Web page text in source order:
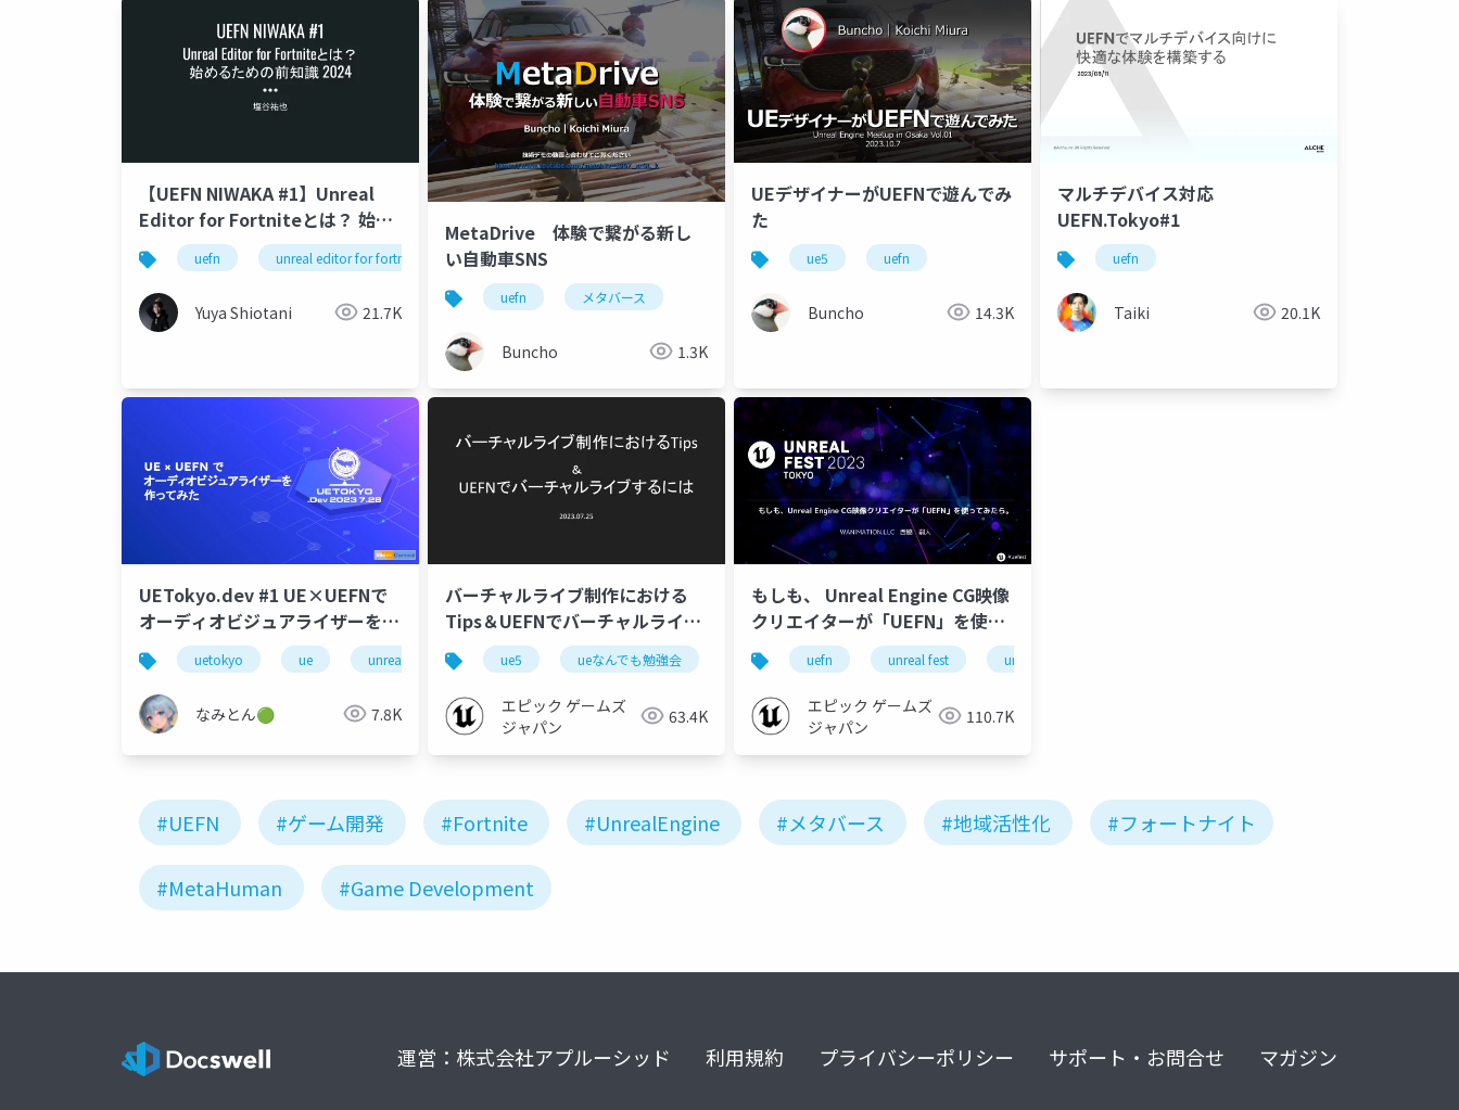
【UEFN NIWAKA #1】Unreal
Editor for Fortniteとは？ 始め
るための前知識 2024
uefn unreal editor for fortnite uefn niwaka
Yuya Shiotani 21.7K
MetaDrive 体験で繋がる新し
い自動車SNS
uefn メタバース
Buncho 1.3K
UEデザイナーがUEFNで遊んでみ
た
ue5 uefn
Buncho 14.3K
マルチデバイス対応
UEFN.Tokyo#1
uefn
Taiki 20.1K
UETokyo.dev #1 UE×UEFNで
オーディオビジュアライザーを作
ってみたuetokyo ue unreal engine uefn
なみとん🟢 7.8K
バーチャルライブ制作における
Tips＆UEFNでバーチャルライブ
するには【UEなんでも勉強会 -
バーチャルライブ編 - vol.1】
ue5 ueなんでも勉強会 ue-dmx ue-rendering uefn
エピック ゲームズ
ジャパン
63.4K
もしも、 Unreal Engine CG映像
クリエイターが「UEFN」を使っ
てみたら。【UNREAL FEST 2023
TOKYO】
uefn unreal fest unreal fest 2023 tokyo
エピック ゲームズ
ジャパン
110.7K
#UEFN #ゲーム開発 #Fortnite #UnrealEngine #メタバース #地域活性化 #フォートナイト
#MetaHuman #Game Development
運営：株式会社アプルーシッド 利用規約 プライバシーポリシー サポート・お問合せ マガジン